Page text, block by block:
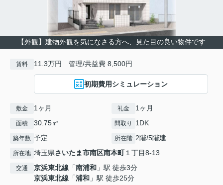
【外観】建物外観を気になさる方へ、見た目の良い物件です
賃料 11.3万円 管理/共益費 8,500円
初期費用シミュレーション
敷金 1ヶ月 礼金 1ヶ月
面積 30.75㎡ 間取り 1DK
築年数 予定 所在階 2階/5階建
所在地 埼玉県さいたま市南区南本町１丁目8-13
交通 京浜東北線 「南浦和 」駅 徒歩3分
京浜東北線 「浦和 」駅 徒歩25分